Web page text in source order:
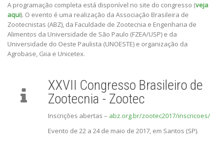
A programação completa está disponível no site do congresso (veja
aqui). O evento é uma realização da Associação Brasileira de
Zootecnistas (ABZ), da Faculdade de Zootecnia e Engenharia de
Alimentos da Universidade de São Paulo (FZEA/USP) e da
Universidade do Oeste Paulista (UNOESTE) e organização da
Agrobase, Giia e Unicetex.
XXVII Congresso Brasileiro de
Zootecnia - Zootec
Inscrições abertas – abz.org.br/zootec2017/inscricoes/
Evento de 22 a 24 de maio de 2017, em Santos (SP).